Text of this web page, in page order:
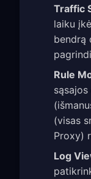
Traffic
laiku
bendrą
Rule
(visas
Proxy)
Log